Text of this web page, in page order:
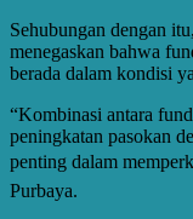
Sehubungan dengan
menegaskan bahwa
berada dalam kondisi
“Kombinasi antara
peningkatan pasokan
penting dalam
Purbaya.